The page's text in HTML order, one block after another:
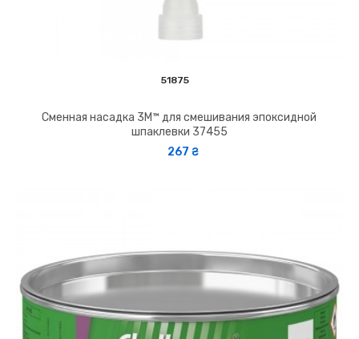
51875
Сменная насадка 3M™ для смешивания эпоксидной
шпаклевки 37455
267 ₴